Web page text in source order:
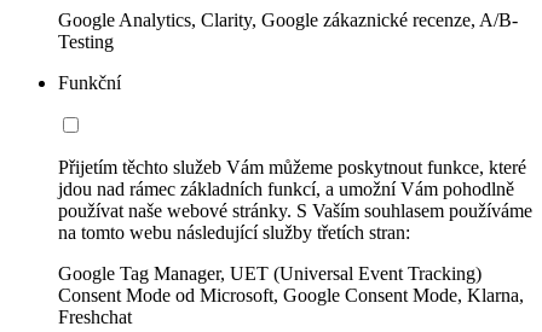
Google Analytics, Clarity, Google zákaznické recenze, A/B-
Testing
Funkční
Přijetím těchto služeb Vám můžeme poskytnout funkce, které
jdou nad rámec základních funkcí, a umožní Vám pohodlně
používat naše webové stránky. S Vaším souhlasem používáme
na tomto webu následující služby třetích stran:
Google Tag Manager, UET (Universal Event Tracking)
Consent Mode od Microsoft, Google Consent Mode, Klarna,
Freshchat